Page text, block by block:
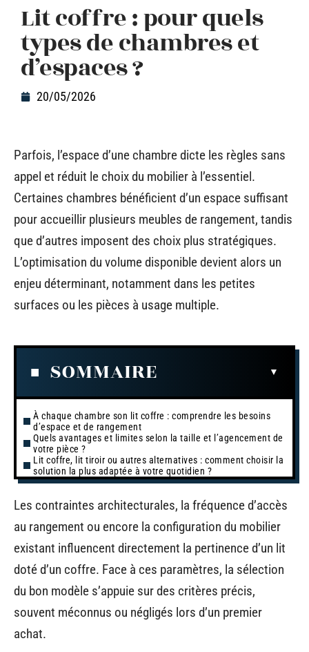
Lit coffre : pour quels
types de chambres et
d’espaces ?
20/05/2026
Parfois, l’espace d’une chambre dicte les règles sans
appel et réduit le choix du mobilier à l’essentiel.
Certaines chambres bénéficient d’un espace suffisant
pour accueillir plusieurs meubles de rangement, tandis
que d’autres imposent des choix plus stratégiques.
L’optimisation du volume disponible devient alors un
enjeu déterminant, notamment dans les petites
surfaces ou les pièces à usage multiple.
SOMMAIRE
À chaque chambre son lit coffre : comprendre les besoins
d’espace et de rangement
Quels avantages et limites selon la taille et l’agencement de
votre pièce ?
Lit coffre, lit tiroir ou autres alternatives : comment choisir la
solution la plus adaptée à votre quotidien ?
Les contraintes architecturales, la fréquence d’accès
au rangement ou encore la configuration du mobilier
existant influencent directement la pertinence d’un lit
doté d’un coffre. Face à ces paramètres, la sélection
du bon modèle s’appuie sur des critères précis,
souvent méconnus ou négligés lors d’un premier
achat.